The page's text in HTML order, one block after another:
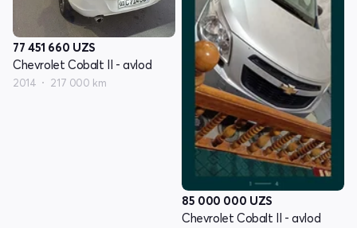
77 451 660 UZS
Chevrolet Cobalt II - avlod
2014 217 000 km
85 000 000 UZS
Chevrolet Cobalt II - avlod